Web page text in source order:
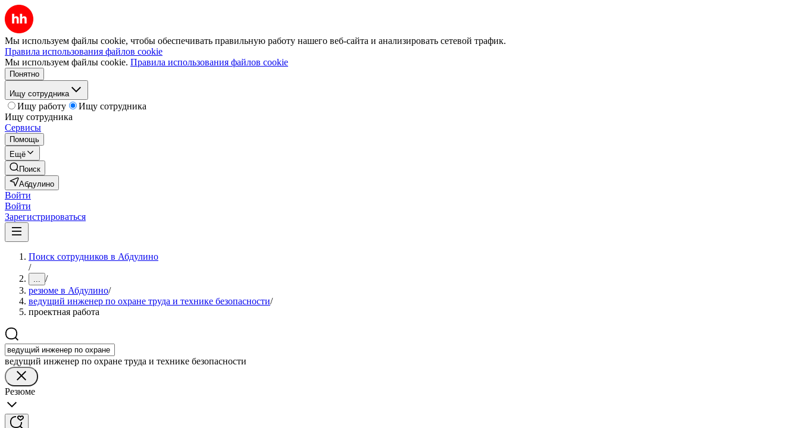
Мы используем файлы cookie, чтобы обеспечивать правильную работу нашего веб-сайта и анализировать сетевой трафик.
Правила использования файлов cookie
Мы используем файлы cookie. Правила использования файлов cookie
Понятно
Ищу сотрудника
Ищу работу
Ищу сотрудника
Ищу сотрудника
Сервисы
Помощь
Ещё
Поиск
Абдулино
Войти
Войти
Зарегистрироваться
Поиск сотрудников в Абдулино
/
... /
резюме в Абдулино/
ведущий инженер по охране труда и технике безопасности/
проектная работа
ведущий инженер по охране труда и технике безопасности
Резюме